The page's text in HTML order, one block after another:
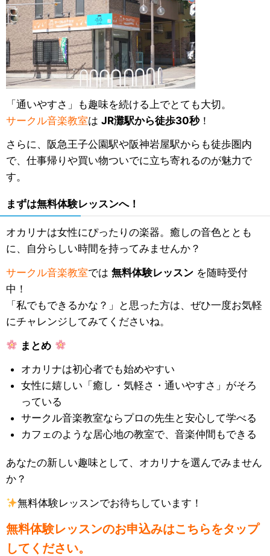
「通いやすさ」も趣味を続ける上でとても大切。
サークル音楽教室は JR灘駅から徒歩30秒！
さらに、阪急王子公園駅や阪神岩屋駅からも徒歩圏内
で、仕事帰りや買い物ついでに立ち寄れるのが魅力で
す。
まずは無料体験レッスンへ！
オカリナは女性にぴったりの楽器。癒しの音色ととも
に、自分らしい時間を持ってみませんか？
サークル音楽教室では 無料体験レッスン を随時受付
中！
「私でもできるかな？」と思った方は、ぜひ一度お気軽
にチャレンジしてみてくださいね。
まとめ
オカリナは初心者でも始めやすい
女性に嬉しい「癒し・気軽さ・通いやすさ」がそろ
っている
サークル音楽教室ならプロの先生と安心して学べる
カフェのような居心地の教室で、音楽仲間もできる
あなたの新しい趣味として、オカリナを選んでみません
か？
無料体験レッスンでお待ちしています！
無料体験レッスンのお申込みはこちらをタップ
してください。